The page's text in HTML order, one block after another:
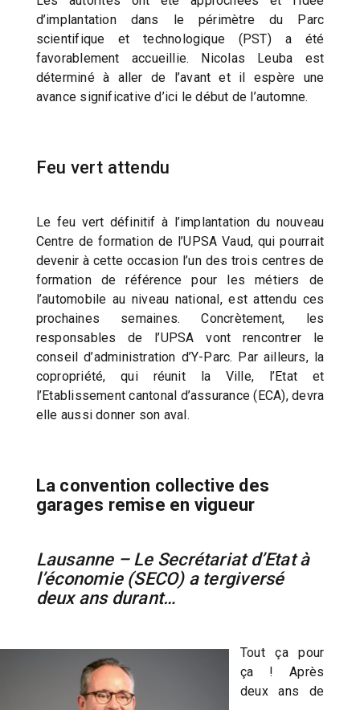
d’implantation dans le périmètre du Parc
scientifique et technologique (PST) a été
favorablement accueillie. Nicolas Leuba est
déterminé à aller de l’avant et il espère une
avance significative d’ici le début de l’automne.
Feu vert attendu
Le feu vert définitif à l’implantation du nouveau
Centre de formation de l’UPSA Vaud, qui pourrait
devenir à cette occasion l’un des trois centres de
formation de référence pour les métiers de
l’automobile au niveau national, est attendu ces
prochaines semaines. Concrètement, les
responsables de l’UPSA vont rencontrer le
conseil d’administration d’Y-Parc. Par ailleurs, la
copropriété, qui réunit la Ville, l’Etat et
l’Etablissement cantonal d’assurance (ECA), devra
elle aussi donner son aval.
La convention collective des
garages remise en vigueur
Lausanne – Le Secrétariat d’Etat à
l’économie (SECO) a tergiversé
deux ans durant…
Tout ça pour
ça ! Après
deux ans de